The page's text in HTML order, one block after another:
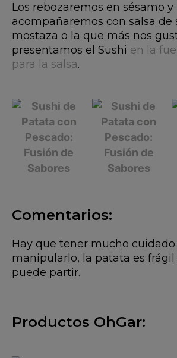
Los rebozaremos en sésamo y
acompañaremos con salsa de
mostaza o la que más nos
presentamos el Sushi en la
para la salsa.
Comentarios:
Hay que tener mucho
manipularlo, la patata es frágil
puede partir.
Productos OhGar: